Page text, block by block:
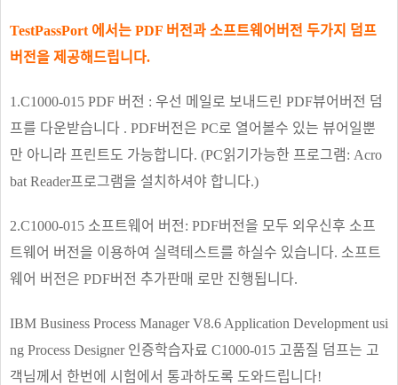
TestPassPort 에서는 PDF 버전과 소프트웨어버전 두가지 덤프
버전을 제공해드립니다.
1.C1000-015 PDF 버전 : 우선 메일로 보내드린 PDF뷰어버전 덤
프를 다운받습니다 . PDF버전은 PC로 열어볼수 있는 뷰어일뿐
만 아니라 프린트도 가능합니다. (PC읽기가능한 프로그램: Acro
bat Reader프로그램을 설치하셔야 합니다.)
2.C1000-015 소프트웨어 버전: PDF버전을 모두 외우신후 소프
트웨어 버전을 이용하여 실력테스트를 하실수 있습니다. 소프트
웨어 버전은 PDF버전 추가판매 로만 진행됩니다.
IBM Business Process Manager V8.6 Application Development usi
ng Process Designer 인증학습자료 C1000-015 고품질 덤프는 고
객님께서 한번에 시험에서 통과하도록 도와드립니다!